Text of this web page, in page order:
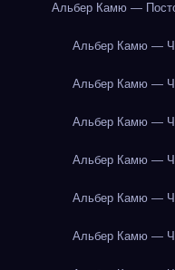
Альбер Камю —
Альбер Камю —
Альбер Камю —
Альбер Камю —
Альбер Камю —
Альбер Камю —
Альбер Камю —